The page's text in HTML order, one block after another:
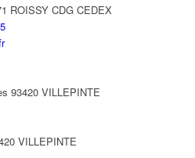
ROISSY CDG CEDEX
93420 VILLEPINTE
VILLEPINTE